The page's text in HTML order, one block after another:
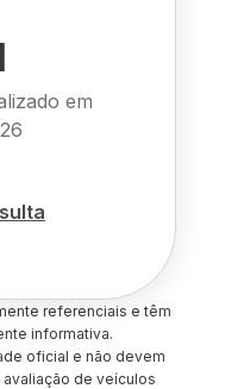
em
referenciais e têm
informativa.
oficial e não devem
de veículos